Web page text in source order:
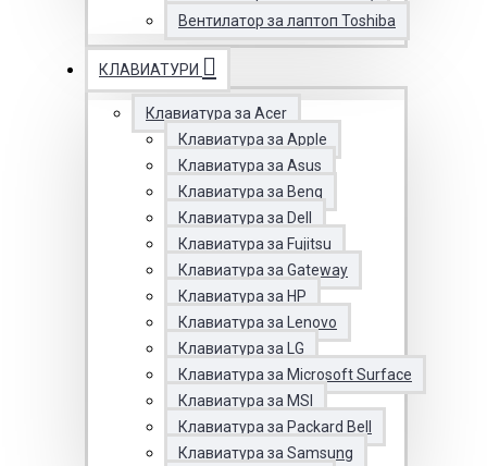
Вентилатор за лаптоп Toshiba
КЛАВИАТУРИ
Клавиатура за Acer
Клавиатура за Apple
Клавиатура за Asus
Клавиатура за Benq
Клавиатура за Dell
Клавиатура за Fujitsu
Клавиатура за Gateway
Клавиатура за HP
Клавиатура за Lenovo
Клавиатура за LG
Клавиатура за Microsoft Surface
Клавиатура за MSI
Клавиатура за Packard Bell
Клавиатура за Samsung